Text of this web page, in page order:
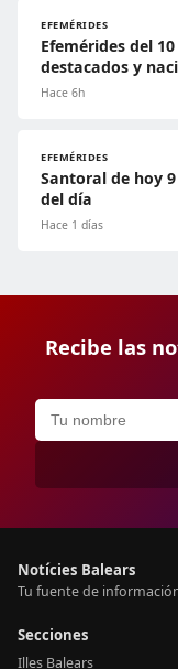
EFEMÉRIDES
Efemérides del
destacados y
Hace 6h
EFEMÉRIDES
Santoral de hoy
del día
Hace 1 días
Recibe las
Notícies Balears
Tu fuente de
Secciones
Illes Balears